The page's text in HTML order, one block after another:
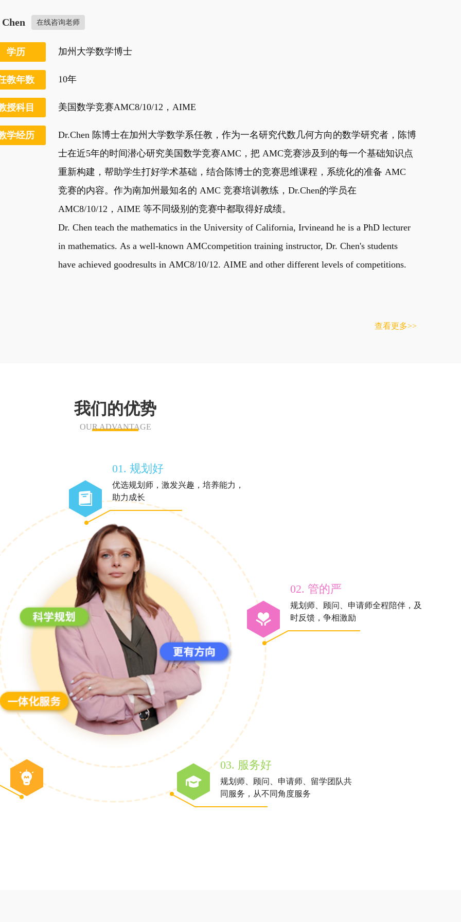
在线咨询老师
学历 加州大学数学博士
教年数 10年
授科目 美国数学竞赛AMC8/10/12，AIME
学经历
Dr.Chen 陈博士在加州大学数学系任教，作为一名研究代数几何方向的数学研究者，陈博
士在近5年的时间潜心研究美国数学竞赛AMC，把 AMC竞赛涉及到的每一个基础知识点
重新构建，帮助学生打好学术基础，结合陈博士的竞赛思维课程，系统化的准备 AMC
竞赛的内容。作为南加州最知名的 AMC 竞赛培训教练，Dr.Chen的学员在
AMC8/10/12，AIME 等不同级别的竞赛中都取得好成绩。
Dr. Chen teach the mathematics in the University of California, Irvineand he is a PhD lecturer
in mathematics. As a well-known AMCcompetition training instructor, Dr. Chen's students
have achieved goodresults in AMC8/10/12. AIME and other different levels of competitions.
查看更多
我们的优势
OUR ADVANTAGE
01. 规划好
优选规划师，激发兴趣，培养能力，
助力成长
02. 管的严
规划师、顾问、申请师全程陪伴，及
时反馈，争相激励
03. 服务好
规划师、顾问、申请师、留学团队共
同服务，从不同角度服务